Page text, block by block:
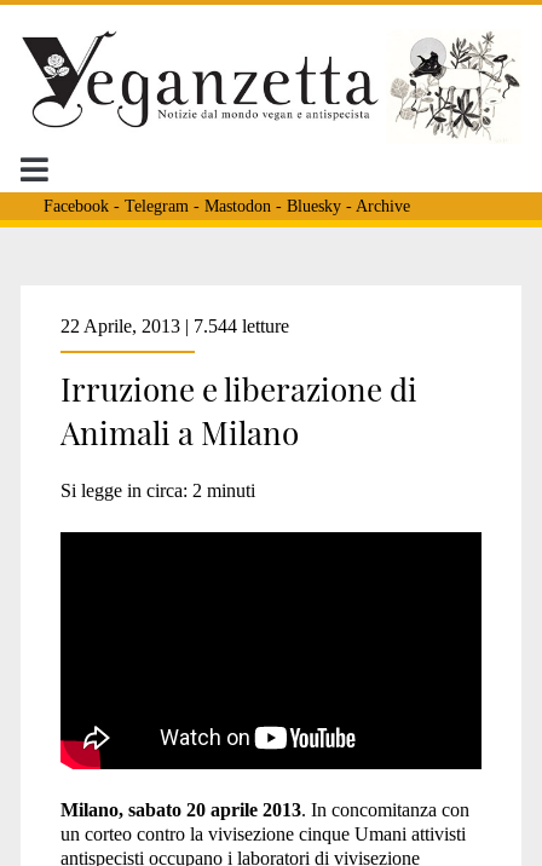
Facebook- Telegram - Mastodon - Bluesky- Archive
Tag:
<span>liberazione
animale
22 Aprile, 2013 | 7.544 letture
Irruzione e liberazione di
Animali a Milano
Si legge in circa: 2 minuti
Milano, sabato 20 aprile 2013. In concomitanza con
un corteo contro la vivisezione cinque Umani attivisti
antispecisti occupano i laboratori di vivisezione